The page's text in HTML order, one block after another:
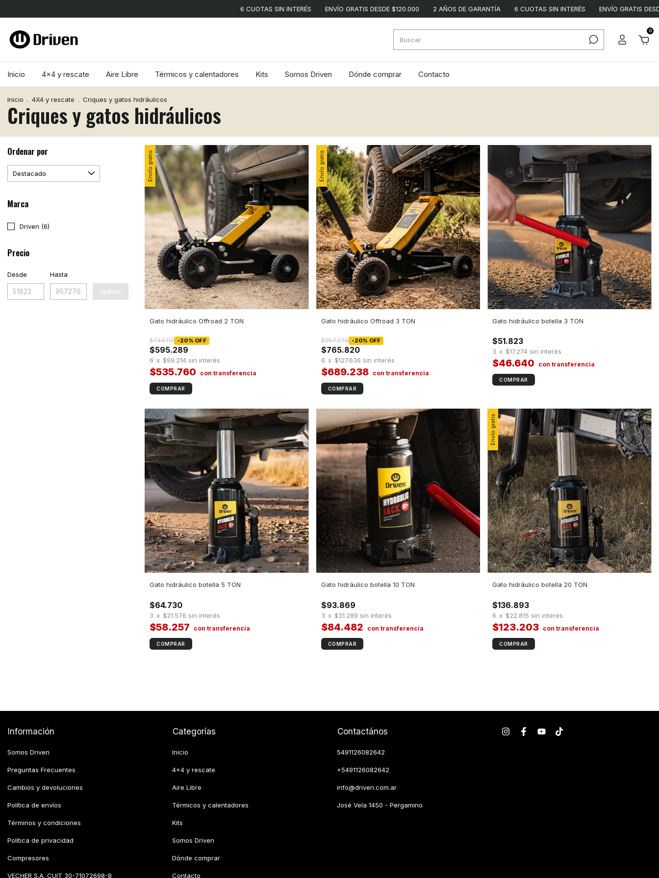
0
Inicio 4x4 y rescate Aire Libre Térmicos y calentadores Kits Somos Driven Dónde comprar Contacto
6 CUOTAS SIN INTERÉS ENVÍO GRATIS DESDE $120.000 2 AÑOS DE GARANTÍA 6 CUOTAS SIN INTERÉS ENVÍO GRATIS DESDE
Inicio . 4X4 y rescate . Criques y gatos hidráulicos
Criques y gatos hidráulicos
Ordenar por
Marca
Driven (6)
Precio
Desde Hasta
Aplicar
Envío gratis
Gato hidráulico Offroad 2 TON
$595.289
-20% OFF
$744.112
$535.760
6 x $99.214 sin interés
Envío gratis
Gato hidráulico Offroad 3 TON
$765.820
-20% OFF
$957.276
$689.238
6 x $127.636 sin interés
Gato hidráulico botella 3 TON
$51.823
$46.640
3 x $17.274 sin interés
Gato hidráulico botella 5 TON
$64.730
$58.257
3 x $21.576 sin interés
Gato hidráulico botella 10 TON
$93.869
$84.482
3 x $31.289 sin interés
Envío gratis
Gato hidráulico botella 20 TON
$136.893
$123.203
6 x $22.815 sin interés
Información
Somos Driven
Preguntas Frecuentes
Cambios y devoluciones
Política de envíos
Términos y condiciones
Política de privacidad
Compresores
VECHER S.A. CUIT 30-71072698-8
Categorías
Inicio
4x4 y rescate
Aire Libre
Térmicos y calentadores
Kits
Somos Driven
Dónde comprar
Contacto
Contactános
5491126082642
+5491126082642
info@driven.com.ar
José Vela 1450 - Pergamino